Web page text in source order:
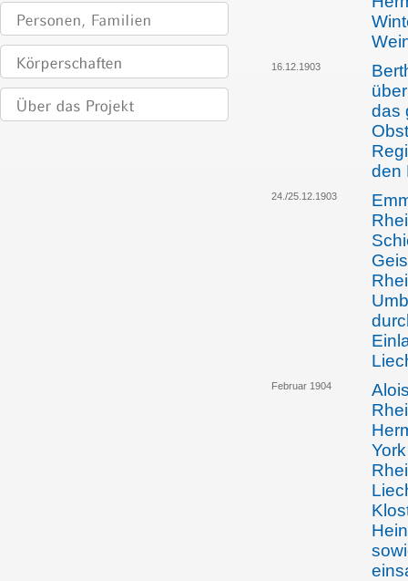
16.12.1903
das
den
24./25.12.1903
Februar 1904